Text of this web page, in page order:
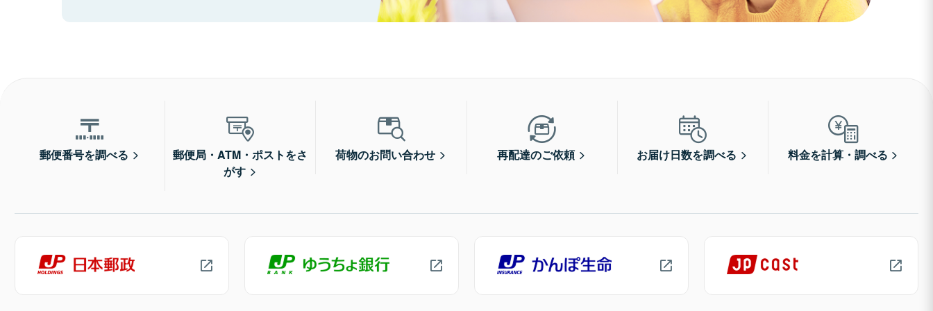
郵便番号を調べる
郵便局・ATM・ポストをさ
がす
荷物のお問い合わせ 再配達のご依頼 お届け日数を調べる 料金を計算・調べる